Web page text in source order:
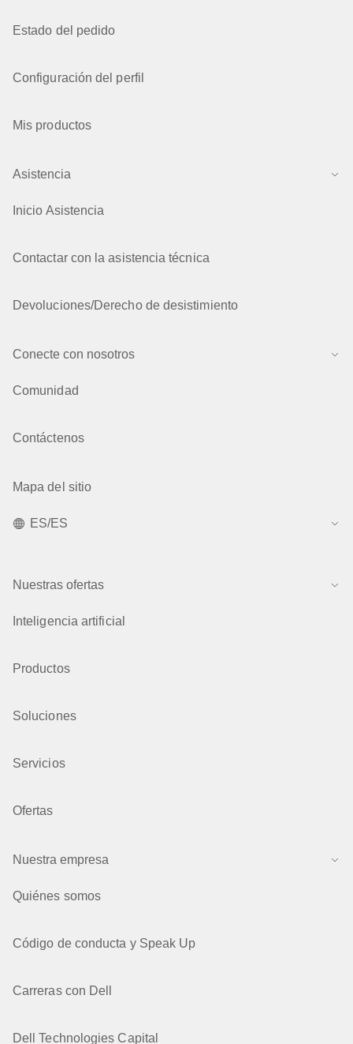
Estado del pedido
Configuración del perfil
Mis productos
Asistencia
Inicio Asistencia
Contactar con la asistencia técnica
Devoluciones/Derecho de desistimiento
Conecte con nosotros
Comunidad
Contáctenos
Mapa del sitio
ES/ES
Nuestras ofertas
Inteligencia artificial
Productos
Soluciones
Servicios
Ofertas
Nuestra empresa
Quiénes somos
Código de conducta y Speak Up
Carreras con Dell
Dell Technologies Capital